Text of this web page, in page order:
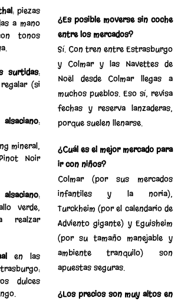
: piezas
a mano
tonos
surtidas:
(si
:
mineral,
Noir
:
verde,
realzar
en las
dulces
¿Es posible moverse sin coche
entre los mercados?
Sí. Con tren entre Estrasburgo
y Colmar y las Navettes de
Noël desde Colmar llegas a
muchos pueblos. Eso sí, revisa
fechas y reserva lanzaderas,
porque suelen llenarse.
¿Cuál es el mejor mercado para
ir con niños?
Colmar (por sus mercados
infantiles y la noria),
Turckheim (por el calendario de
Adviento gigante) y Eguisheim
(por su tamaño manejable y
ambiente tranquilo) son
apuestas seguras.
¿Los precios son muy altos en